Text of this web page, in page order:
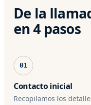
De la
en 4 pasos
01
Contacto inicial
Recopilamos los